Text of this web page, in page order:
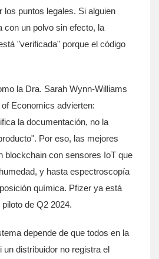
los puntos legales. Si alguien
con un polvo sin efecto, la
"verificada" porque el código
la Dra. Sarah Wynn-Williams
Economics advierten:
la documentación, no la
Por eso, las mejores
blockchain con sensores IoT que
y hasta espectroscopía
química. Pfizer ya está
de Q2 2024.
depende de que todos en la
un distribuidor no registra el